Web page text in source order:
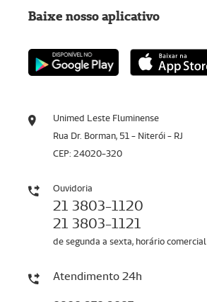
Unimed Leste Fluminense
Rua Dr. Borman, 51 - Niterói - RJ
CEP: 24020-320
Ouvidoria
21 3803-1120
21 3803-1121
de segunda a sexta, horário comercial
Atendimento 24h
Baixe nosso aplicativo